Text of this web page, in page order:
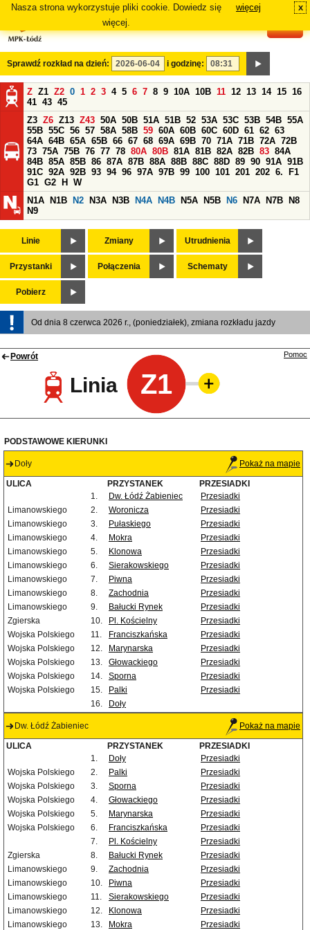
Nasza strona wykorzystuje pliki cookie. Dowiedz się
więcej.
więcej x
Sprawdź rozkład na dzień: i godzinę:
Z Z1 Z2 0 1 2 3 4 5 6 7 8 9 10A 10B 11 12 13 14 15 16
41 43 45
Z3 Z6 Z13 Z43 50A 50B 51A 51B 52 53A 53C 53B 54B 55A
55B 55C 56 57 58A 58B 59 60A 60B 60C 60D 61 62 63
64A 64B 65A 65B 66 67 68 69A 69B 70 71A 71B 72A 72B
73 75A 75B 76 77 78 80A 80B 81A 81B 82A 82B 83 84A
84B 85A 85B 86 87A 87B 88A 88B 88C 88D 89 90 91A 91B
91C 92A 92B 93 94 96 97A 97B 99 100 101 201 202 6.
F1
G1 G2 H
W
N1A
N1B N2 N3A N3B N4A N4B N5A N5B N6 N7A N7B
N8
N9
Linie Zmiany Utrudnienia
Przystanki Połączenia Schematy
Pobierz
Od dnia 8 czerwca 2026 r., (poniedziałek), zmiana rozkładu jazdy
Powrót
Linia Z1
Pomoc
PODSTAWOWE KIERUNKI
Doły Pokaż na mapie
ULICA PRZYSTANEK
PRZESIADKI
1.
Dw. Łódź Żabieniec
Przesiadki
Limanowskiego
2. Woronicza
Przesiadki
Limanowskiego
3. Pułaskiego
Przesiadki
Limanowskiego
4. Mokra
Przesiadki
Limanowskiego
5. Klonowa
Przesiadki
Limanowskiego
6. Sierakowskiego
Przesiadki
Limanowskiego
7. Piwna
Przesiadki
Limanowskiego
8. Zachodnia
Przesiadki
Limanowskiego
9. Bałucki Rynek
Przesiadki
Zgierska
10. Pl. Kościelny
Przesiadki
Wojska Polskiego
11. Franciszkańska
Przesiadki
Wojska Polskiego
12. Marynarska
Przesiadki
Wojska Polskiego
13. Głowackiego
Przesiadki
Wojska Polskiego
14. Sporna
Przesiadki
Wojska Polskiego
15. Palki
Przesiadki
16.
Doły
Dw. Łódź Żabieniec Pokaż na mapie
ULICA PRZYSTANEK
PRZESIADKI
1.
Doły
Przesiadki
Wojska Polskiego
2. Palki
Przesiadki
Wojska Polskiego
3. Sporna
Przesiadki
Wojska Polskiego
4. Głowackiego
Przesiadki
Wojska Polskiego
5. Marynarska
Przesiadki
Wojska Polskiego
6. Franciszkańska
Przesiadki
7.
Pl. Kościelny
Przesiadki
Zgierska
8. Bałucki Rynek
Przesiadki
Limanowskiego
9. Zachodnia
Przesiadki
Limanowskiego
10. Piwna
Przesiadki
Limanowskiego
11. Sierakowskiego
Przesiadki
Limanowskiego
12. Klonowa
Przesiadki
Limanowskiego
13. Mokra Przesiadki